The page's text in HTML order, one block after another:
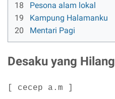
18
Pesona alam lokal
19
Kampung Halamanku
20
Mentari Pagi
Desaku yang Hilang
[ cecep a.m ]